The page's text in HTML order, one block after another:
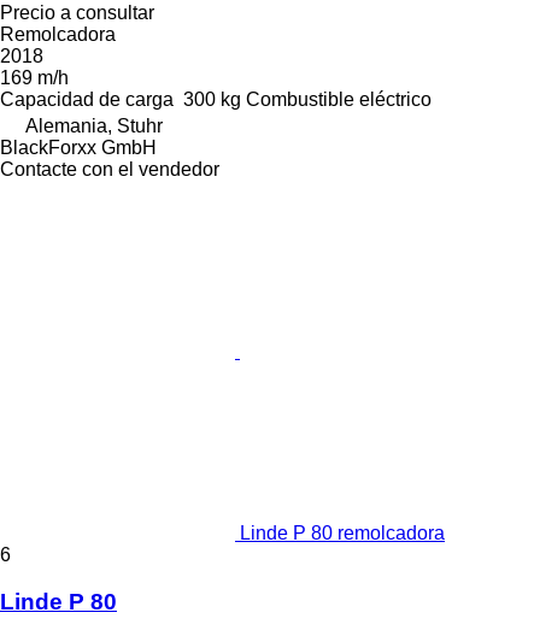
Precio a consultar
Remolcadora
2018
169 m/h
Capacidad de carga 300 kg Combustible eléctrico
Alemania, Stuhr
BlackForxx GmbH
Contacte con el vendedor
Linde P 80 remolcadora
6
Linde P 80